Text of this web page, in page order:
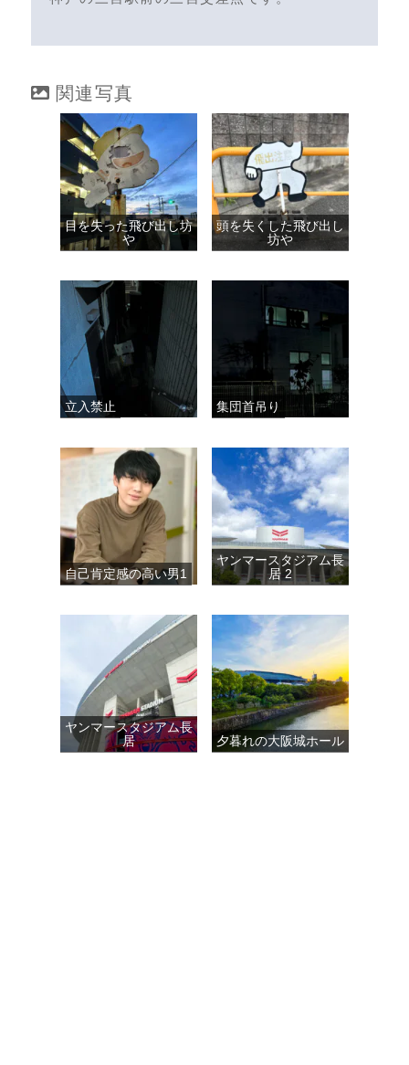
関連写真
目を失った飛び出し坊
や
頭を失くした飛び出し
坊や
立入禁止 集団首吊り
自己肯定感の高い男1
ヤンマースタジアム長
居 2
ヤンマースタジアム長
居
夕暮れの大阪城ホール